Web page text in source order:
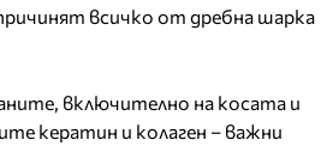
всичко от дребна шарка
включително на косата и
кератин и колаген – важни